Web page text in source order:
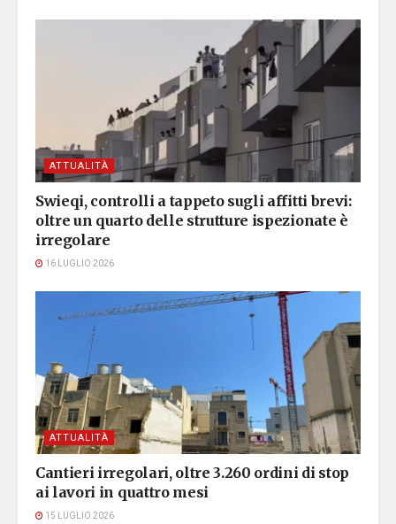
ATTUALITÀ
Swieqi, controlli a tappeto sugli affitti brevi:
oltre un quarto delle strutture ispezionate è
irregolare
16 LUGLIO 2026
ATTUALITÀ
Cantieri irregolari, oltre 3.260 ordini di stop
ai lavori in quattro mesi
15 LUGLIO 2026